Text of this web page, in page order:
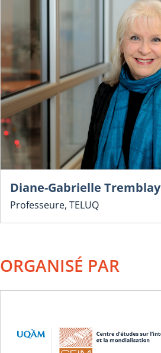
Diane-Gabrielle Tremblay
Professeure, TELUQ
ORGANISÉ PAR